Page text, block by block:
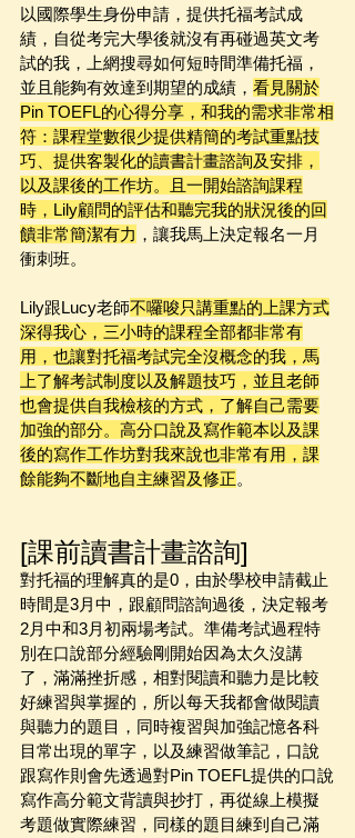
以國際學生身份申請，提供托福考試成
績，自從考完大學後就沒有再碰過英文考
試的我，上網搜尋如何短時間準備托福，
並且能夠有效達到期望的成績， 看見關於
Pin TOEFL的心得分享，和我的需求非常相
符：課程堂數很少提供精簡的考試重點技
巧、提供客製化的讀書計畫諮詢及安排，
以及課後的工作坊。且一開始諮詢課程
時，Lily顧問的評估和聽完我的狀況後的回
饋非常簡潔有力 ，讓我馬上決定報名一月
衝刺班。
Lily跟Lucy老師不囉唆只講重點的上課方式
深得我心，三小時的課程全部都非常有
用，也讓對托福考試完全沒概念的我，馬
上了解考試制度以及解題技巧，並且老師
也會提供自我檢核的方式，了解自己需要
加強的部分。高分口說及寫作範本以及課
後的寫作工作坊對我來說也非常有用，課
餘能夠不斷地自主練習及修正。
[課前讀書計畫諮詢]
對托福的理解真的是0，由於學校申請截止
時間是3月中，跟顧問諮詢過後，決定報考
2月中和3月初兩場考試。準備考試過程特
別在口說部分經驗剛開始因為太久沒講
了，滿滿挫折感，相對閱讀和聽力是比較
好練習與掌握的，所以每天我都會做閱讀
與聽力的題目，同時複習與加強記憶各科
目常出現的單字，以及練習做筆記，口說
跟寫作則會先透過對Pin TOEFL提供的口說
寫作高分範文背讀與抄打，再從線上模擬
考題做實際練習，同樣的題目練到自己滿